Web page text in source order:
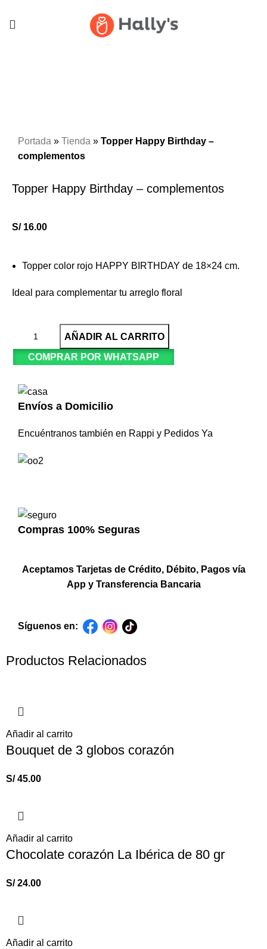
Portada »Tienda »Topper Happy Birthday –
complementos
Topper Happy Birthday – complementos
S/16.00
Topper color rojo HAPPY BIRTHDAY de 18×24 cm.
Ideal para complementar tu arreglo floral
AÑADIR AL CARRITO
COMPRAR POR WHATSAPP
Envíos a Domicilio
Encuéntranos también en Rappi y Pedidos Ya
Compras 100% Seguras
Aceptamos Tarjetas de Crédito, Débito, Pagos vía
App y Transferencia Bancaria
Síguenos en:
Productos Relacionados
Añadir al carrito
Bouquet de 3 globos corazón
S/45.00
Añadir al carrito
Chocolate corazón La Ibérica de 80 gr
S/24.00
Añadir al carrito